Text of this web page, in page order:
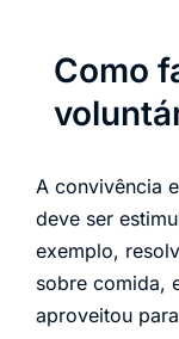
Como
A convivência
deve ser
exemplo,
sobre comida,
aproveitou